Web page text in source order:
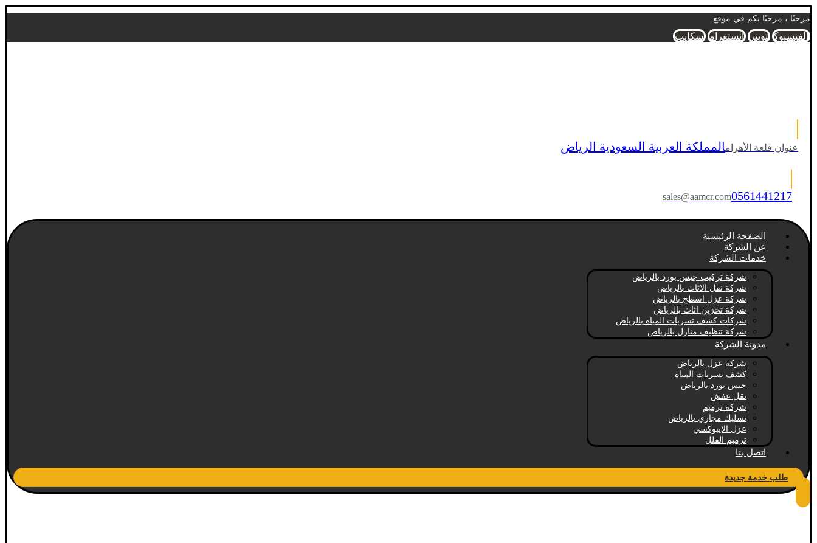
مرحبًا ، مرحبًا بكم في موقع
الفيسبوك تويتر انستغرام سكايب
عنوان قلعة الأهرامالمملكة العربية السعودية الرياض
sales@aamcr.com0561441217
الصفحة الرئيسية
عن الشركة
خدمات الشركة
شركة تركيب جبس بورد بالرياض
شركة نقل الاثاث بالرياض
شركة عزل اسطح بالرياض
شركة تخزين اثاث بالرياض
شركات كشف تسربات المياه بالرياض
شركة تنظيف منازل بالرياض
مدونة الشركة
شركة عزل بالرياض
كشف تسربات المياه
جبس بورد بالرياض
نقل عفش
شركة ترميم
تسليك مجاري بالرياض
عزل الايبوكسي
ترميم الفلل
اتصل بنا
طلب خدمة جديدة